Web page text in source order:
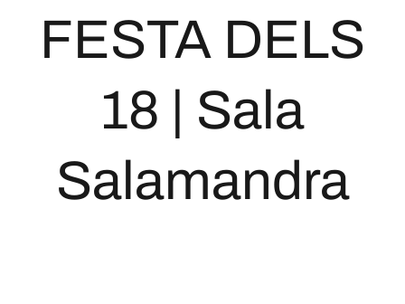
FESTA DELS
18 | Sala
Salamandra